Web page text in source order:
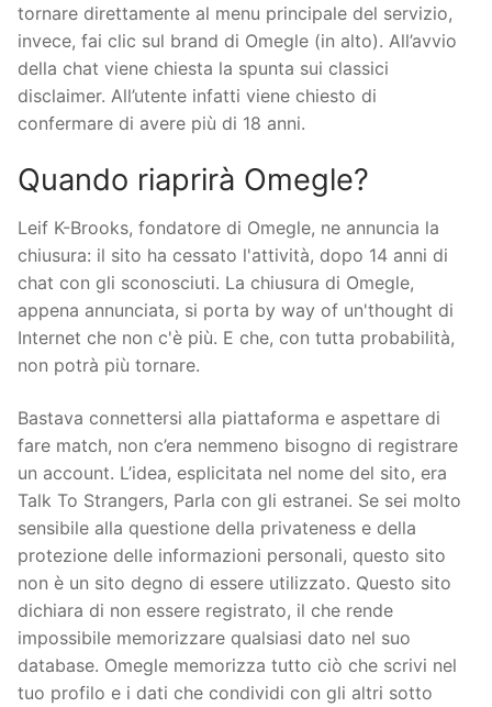
tornare direttamente al menu principale del servizio,
invece, fai clic sul brand di Omegle (in alto). All’avvio
della chat viene chiesta la spunta sui classici
disclaimer. All’utente infatti viene chiesto di
confermare di avere più di 18 anni.
Quando riaprirà Omegle?
Leif K-Brooks, fondatore di Omegle, ne annuncia la
chiusura: il sito ha cessato l'attività, dopo 14 anni di
chat con gli sconosciuti. La chiusura di Omegle,
appena annunciata, si porta by way of un'thought di
Internet che non c'è più. E che, con tutta probabilità,
non potrà più tornare.
Bastava connettersi alla piattaforma e aspettare di
fare match, non c’era nemmeno bisogno di registrare
un account. L’idea, esplicitata nel nome del sito, era
Talk To Strangers, Parla con gli estranei. Se sei molto
sensibile alla questione della privateness e della
protezione delle informazioni personali, questo sito
non è un sito degno di essere utilizzato. Questo sito
dichiara di non essere registrato, il che rende
impossibile memorizzare qualsiasi dato nel suo
database. Omegle memorizza tutto ciò che scrivi nel
tuo profilo e i dati che condividi con gli altri sotto